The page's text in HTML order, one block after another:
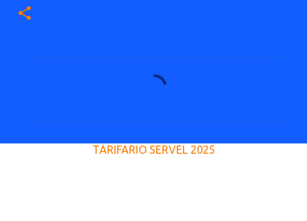
TARIFARIO SERVEL 2025